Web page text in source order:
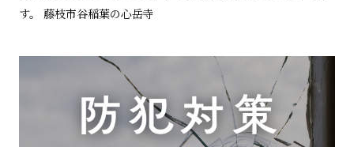
す。 藤枝市谷稲葉の心岳寺